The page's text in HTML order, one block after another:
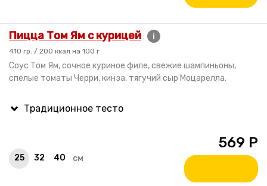
Пицца Том Ям с курицей i
410 гр. / 200 ккал на 100 г
Соус Том Ям, сочное куриное филе, свежие шампиньоны,
спелые томаты Черри, кинза, тягучий сыр Моцарелла.
25 32 40 см
569 Р